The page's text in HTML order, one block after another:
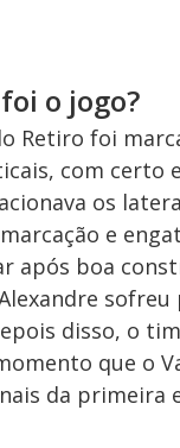
o jogo?
Retiro foi
com certo
os
e
após boa
disso, o
que o
da primeira